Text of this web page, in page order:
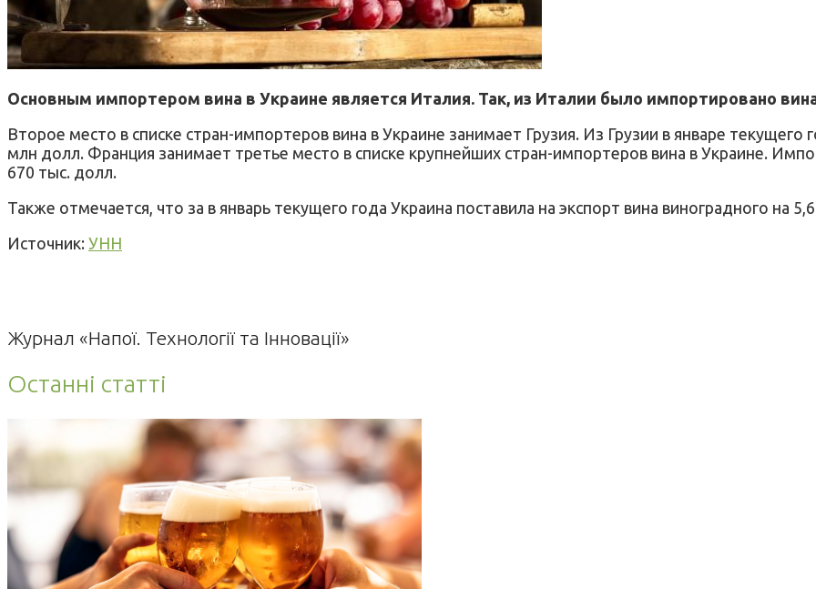
Основным импортером вина в Украине является Италия. Так, из Италии было импортировано
Второе место в списке стран-импортеров вина в Украине занимает Грузия. Из Грузии в январе
млн долл. Франция занимает третье место в списке крупнейших стран-импортеров вина в Украине.
670 тыс. долл.
Также отмечается, что за в январь текущего года Украина поставила на экспорт вина виноградного на
Источник: УНН
Журнал «Напої. Технології та Інновації»
Останні статті